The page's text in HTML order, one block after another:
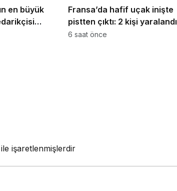
en büyük
Fransa’da hafif uçak inişte
pistten çıktı: 2 kişi yaralandı
6 saat önce
ile işaretlenmişlerdir